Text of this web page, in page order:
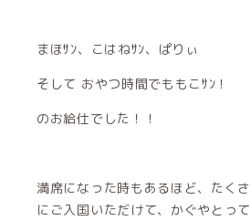
まほｻﾝ、こはねｻﾝ、ぱりぃ
そして おやつ時間でももこｻﾝ！
のお給仕でした！！
満席になった時もあるほど、たく
にご入国いただけて、かぐやとっ